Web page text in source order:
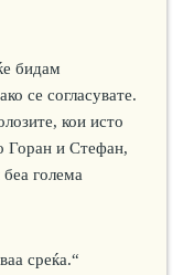
бидам
се согласувате.
кои исто
Горан и Стефан,
голема
среќа.“